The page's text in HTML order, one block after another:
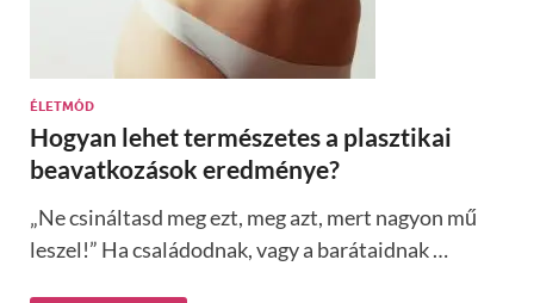
ÉLETMÓD
Hogyan lehet természetes a plasztikai
beavatkozások eredménye?
„Ne csináltasd meg ezt, meg azt, mert nagyon mű
leszel!” Ha családodnak, vagy a barátaidnak …